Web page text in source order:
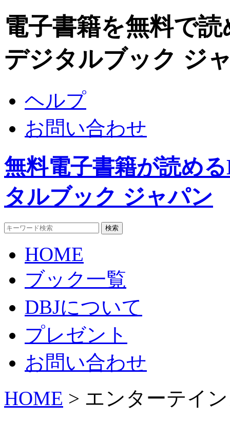
電子書籍を無料で
デジタルブック ジ
ヘルプ
お問い合わせ
無料電子書籍が読め
タルブック ジャパン
HOME
ブック一覧
DBJについて
プレゼント
お問い合わせ
HOME > エンターテイ